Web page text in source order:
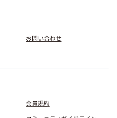
お問い合わせ
会員規約